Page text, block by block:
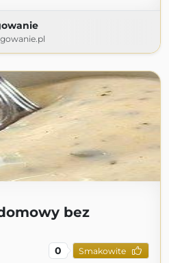
bez
0 Smakowite